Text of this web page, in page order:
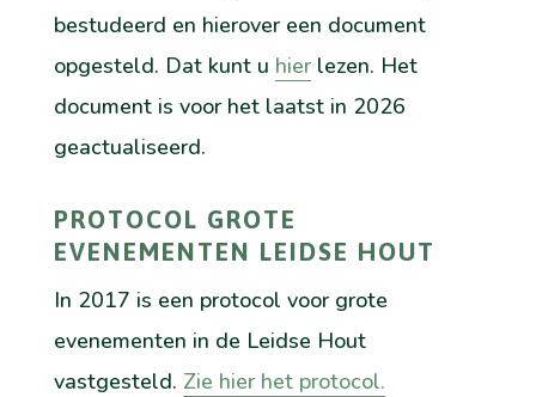
bestudeerd en hierover een document
opgesteld. Dat kunt u hierlezen. Het
document is voor het laatst in 2026
geactualiseerd.
PROTOCOL GROTE
EVENEMENTEN LEIDSE HOUT
In 2017 is een protocol voor grote
evenementen in de Leidse Hout
vastgesteld. Zie hier het protocol.